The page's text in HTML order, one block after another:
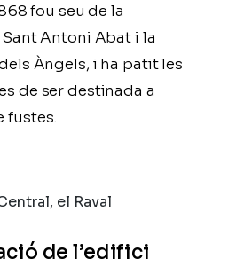
fou seu de la
Antoni Abat i la
Àngels, i ha patit les
de ser destinada a
fustes.
de l’edifici